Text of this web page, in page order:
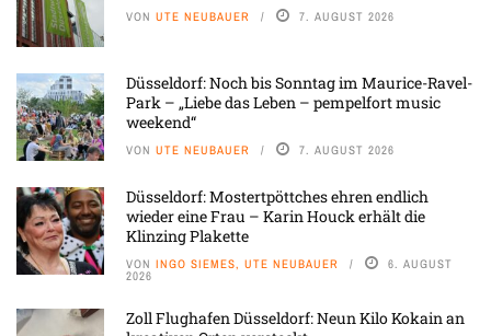
VON UTE NEUBAUER 7. AUGUST 2026
Düsseldorf: Noch bis Sonntag im Maurice-Ravel-
Park – „Liebe das Leben – pempelfort music
weekend“
VON UTE NEUBAUER 7. AUGUST 2026
Düsseldorf: Mostertpöttches ehren endlich
wieder eine Frau – Karin Houck erhält die
Klinzing Plakette
VON INGO SIEMES, UTE NEUBAUER 6. AUGUST
2026
Zoll Flughafen Düsseldorf: Neun Kilo Kokain an